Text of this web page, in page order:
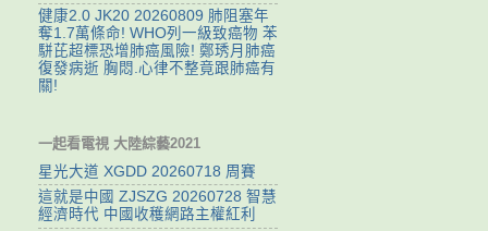
健康2.0 JK20 20260809 肺阻塞年
奪1.7萬條命! WHO列一級致癌物 苯
駢芘超標恐增肺癌風險! 鄭琇月肺癌
復發病逝 胸悶.心律不整竟跟肺癌有
關!
一起看電視 大陸綜藝2021
星光大道 XGDD 20260718 周賽
這就是中國 ZJSZG 20260728 智慧
經濟時代 中國收穫網路主權紅利